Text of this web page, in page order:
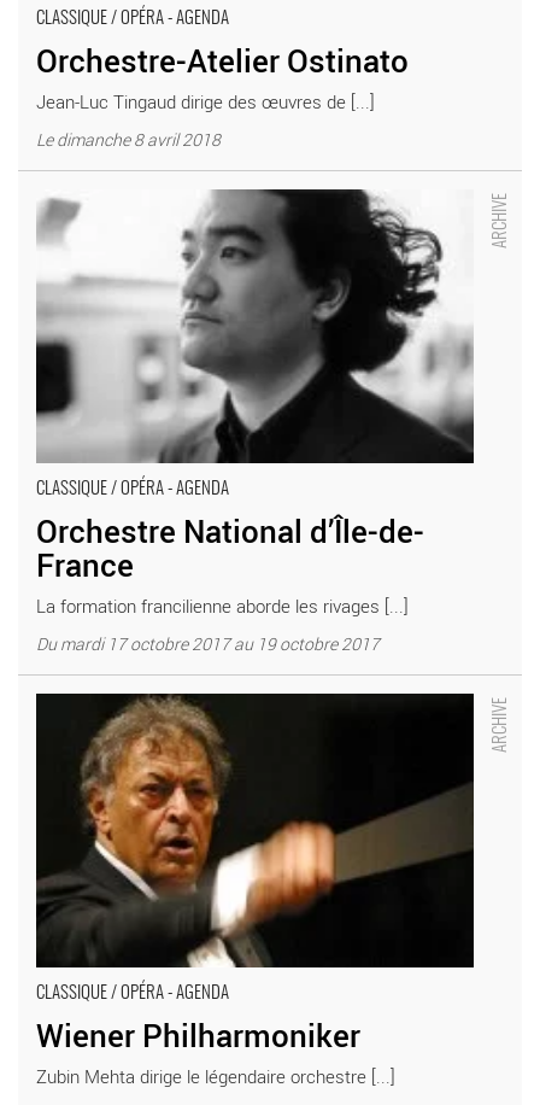
CLASSIQUE / OPÉRA - AGENDA
Orchestre-Atelier Ostinato
Jean-Luc Tingaud dirige des œuvres de [...]
Le dimanche 8 avril 2018
CLASSIQUE / OPÉRA - AGENDA
Orchestre National d’Île-de-
France
La formation francilienne aborde les rivages [...]
Du mardi 17 octobre 2017 au 19 octobre 2017
Orchestre National d’Île-de-France - Critique sortie Classique /
Opéra Boulogne-Billancourt La Seine Musicale
CLASSIQUE / OPÉRA - AGENDA
Wiener Philharmoniker
Zubin Mehta dirige le légendaire orchestre [...]
Wiener Philharmoniker - Critique sortie Classique / Opéra Paris
Théâtre des Champs-Élysées